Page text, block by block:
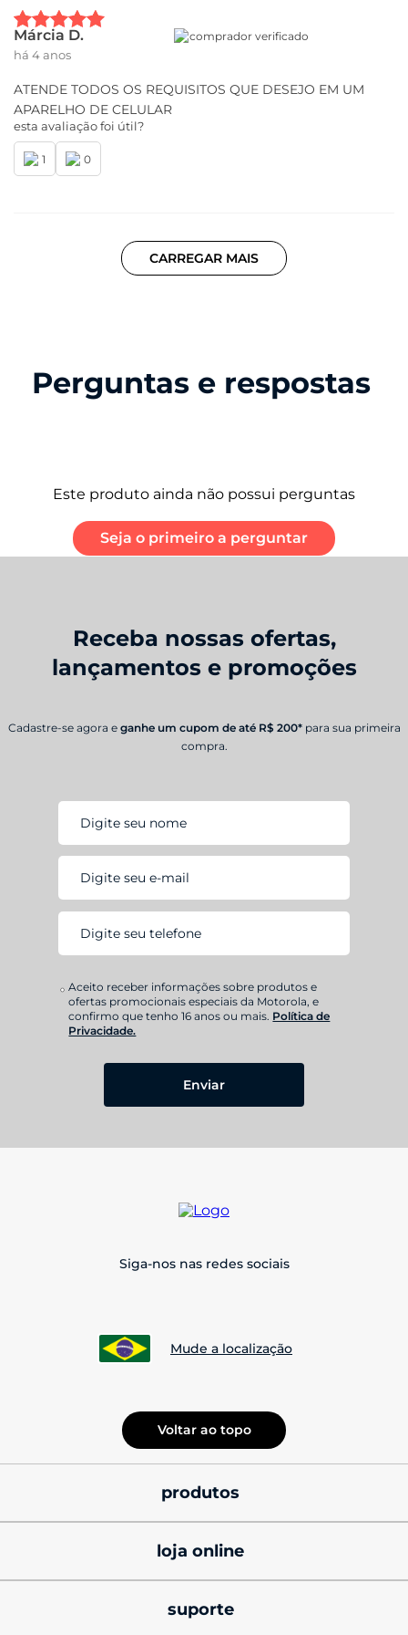
Márcia D.
há 4 anos
comprador verificado
ATENDE TODOS OS REQUISITOS QUE DESEJO EM UM
APARELHO DE CELULAR
esta avaliação foi útil?
1 0
CARREGAR MAIS
Perguntas e respostas
Este produto ainda não possui perguntas
Seja o primeiro a perguntar
Receba nossas ofertas,
lançamentos e promoções
Cadastre-se agora e ganhe um cupom de até R$ 200* para sua primeira
compra.
Enviar
Aceito receber informações sobre produtos e
ofertas promocionais especiais da Motorola, e
confirmo que tenho 16 anos ou mais. Política de
Privacidade.
Siga-nos nas redes sociais
Mude a localização
Voltar ao topo
produtos
celulares motorola
signature
loja online
suporte